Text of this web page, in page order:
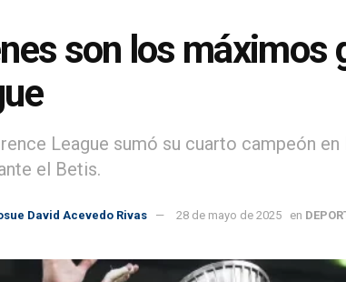
son los máximos
League sumó su cuarto campeón
el Betis.
David Acevedo Rivas 28 de mayo de 2025 en